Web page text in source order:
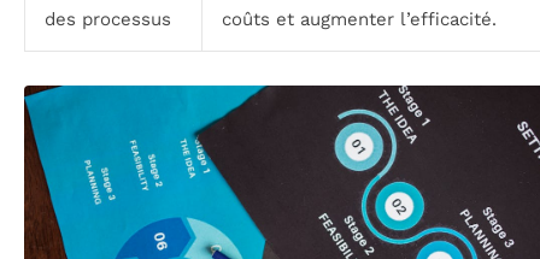
des processus
coûts et augmenter l’efficacité.